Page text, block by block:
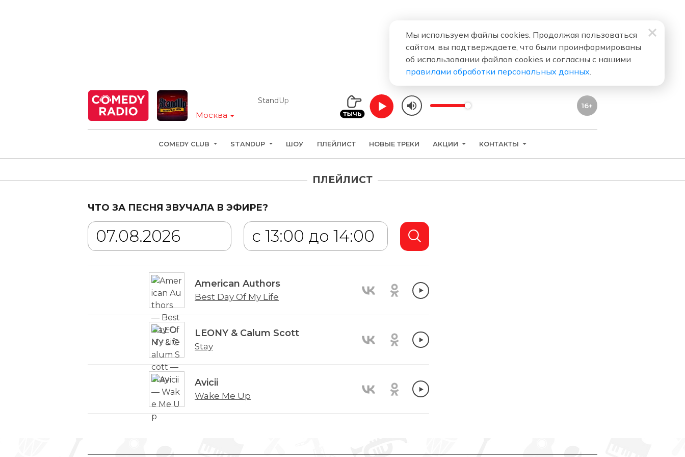
Москва
StandUp
16+
COMEDY CLUB STANDUP ШОУ ПЛЕЙЛИСТ НОВЫЕ ТРЕКИ АКЦИИ КОНТАКТЫ
ПЛЕЙЛИСТ
ЧТО ЗА ПЕСНЯ ЗВУЧАЛА В ЭФИРЕ?
American Authors
Best Day Of My Life
LEONY & Calum Scott
Stay
Avicii
Wake Me Up
Мы используем файлы cookies. Продолжая пользоваться
сайтом, вы подтверждаете, что были проинформированы
об использовании файлов cookies и согласны с нашими
правилами обработки персональных данных.